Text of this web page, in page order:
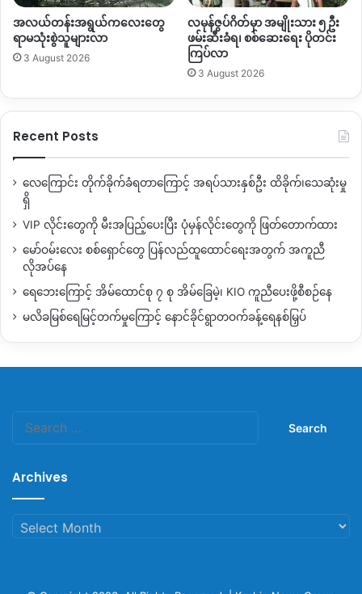
အလယ်တန်းအရွယ်ကလေးတွေ
ရာမသုံးစွဲသူများလာ
3 August 2026
လမုန်ဇွပ်ဂိတ်မှာ အမျိုးသား ၅ ဦး
ဖမ်းဆီးခံရ၊ စစ်ဆေးရေး ပိုတင်း
ကြပ်လာ
3 August 2026
Recent Posts
လေကြောင်း တိုက်ခိုက်ခံရတာကြောင့် အရပ်သားနှစ်ဦး ထိခိုက်၊သေဆုံးမှု
ရှိ
VIP လိုင်းတွေကို မီးအပြည့်ပေးပြီး ပုံမှန်လိုင်းတွေကို ဖြတ်တောက်ထား
မော်ဝမ်းလေး စစ်ရှောင်တွေ ပြန်လည်ထူထောင်ရေးအတွက် အကူညီ
လိုအပ်နေ
ရေဘေးကြောင့် အိမ်ထောင်စု ၇ စု အိမ်ခြေမဲ့၊ KIO ကူညီပေးဖို့စီစဉ်နေ
မလိခမြစ်ရေမြင့်တက်မှုကြောင့် နောင်ခိုင်ရွာတဝက်ခန့်ရေနစ်မြှပ်
Archives
Archives